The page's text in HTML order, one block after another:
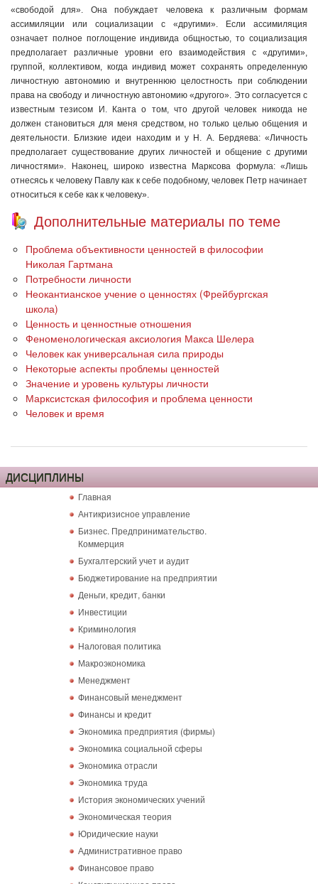
«свободой для». Она побуждает человека к различным формам
ассимиляции или социализации с «другими». Если ассимиляция
означает полное поглощение индивида общностью, то социализация
предполагает различные уровни его взаимодействия с «другими»,
группой, коллективом, когда индивид может сохранять определенную
личностную автономию и внутреннюю целостность при соблюдении
права на свободу и личностную автономию «другого». Это согласуется с
известным тезисом И. Канта о том, что другой человек никогда не
должен становиться для меня средством, но только целью общения и
деятельности. Близкие идеи находим и у Н. А. Бердяева: «Личность
предполагает существование других личностей и общение с другими
личностями». Наконец, широко известна Марксова формула: «Лишь
отнесясь к человеку Павлу как к себе подобному, человек Петр начинает
относиться к себе как к человеку».
Дополнительные материалы по теме
Проблема объективности ценностей в философии
Николая Гартмана
Потребности личности
Неокантианское учение о ценностях (Фрейбургская
школа)
Ценность и ценностные отношения
Феноменологическая аксиология Макса Шелера
Человек как универсальная сила природы
Некоторые аспекты проблемы ценностей
Значение и уровень культуры личности
Марксистская философия и проблема ценности
Человек и время
ДИСЦИПЛИНЫ
Главная
Антикризисное управление
Бизнес. Предпринимательство.
Коммерция
Бухгалтерский учет и аудит
Бюджетирование на предприятии
Деньги, кредит, банки
Инвестиции
Криминология
Налоговая политика
Макроэкономика
Менеджмент
Финансовый менеджмент
Финансы и кредит
Экономика предприятия (фирмы)
Экономика социальной сферы
Экономика отрасли
Экономика труда
История экономических учений
Экономическая теория
Юридические науки
Административное право
Финансовое право